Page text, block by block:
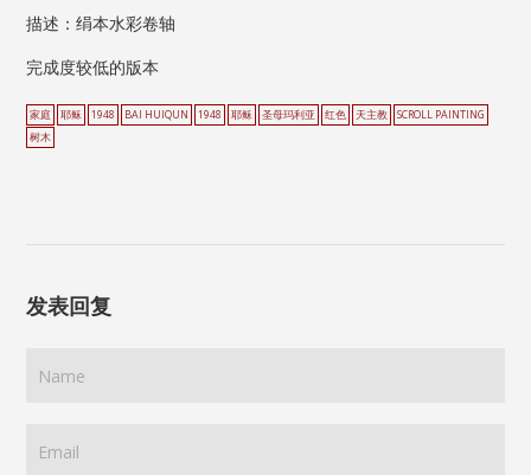
描述：绢本水彩卷轴
完成度较低的版本
家庭 耶稣 1948 BAI HUIQUN 1948 耶稣 圣母玛利亚 红色 天主教
SCROLL PAINTING
树木
发表回复